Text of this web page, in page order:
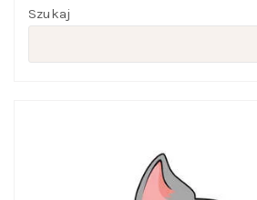
Szukaj